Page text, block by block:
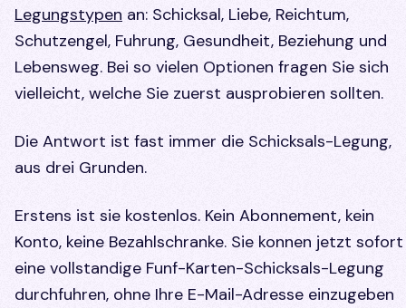
Legungstypen an: Schicksal, Liebe, Reichtum,
Schutzengel, Fuhrung, Gesundheit, Beziehung und
Lebensweg. Bei so vielen Optionen fragen Sie sich
vielleicht, welche Sie zuerst ausprobieren sollten.
Die Antwort ist fast immer die Schicksals-Legung,
aus drei Grunden.
Erstens ist sie kostenlos. Kein Abonnement, kein
Konto, keine Bezahlschranke. Sie konnen jetzt sofort
eine vollstandige Funf-Karten-Schicksals-Legung
durchfuhren, ohne Ihre E-Mail-Adresse einzugeben